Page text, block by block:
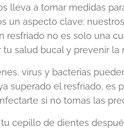
lleva a tomar medidas
un aspecto clave: nuestros
resfriado no es solo una
salud bucal y prevenir la
virus y bacterias
superado el resfriado, es
si no tomas las
cepillo de dientes